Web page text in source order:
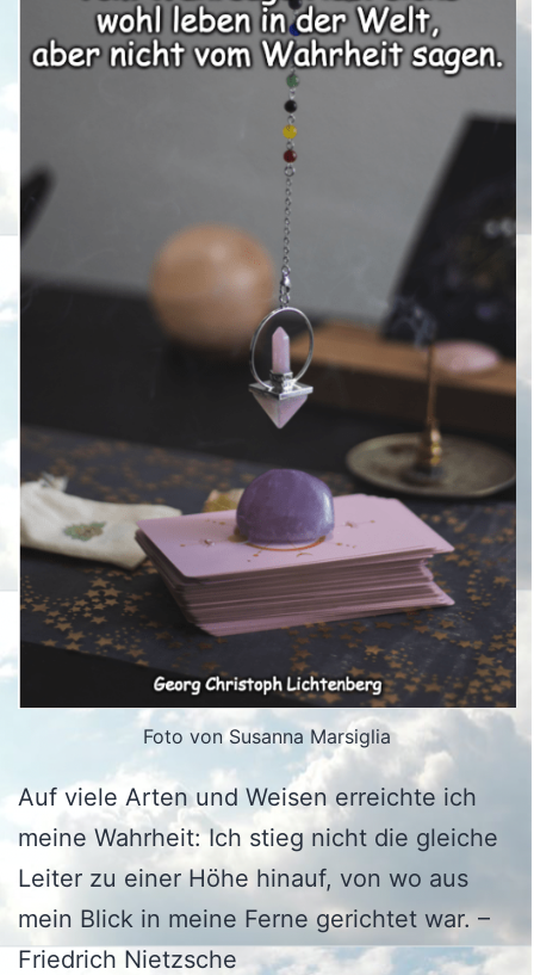
Foto von Susanna Marsiglia
Auf viele Arten und Weisen erreichte ich
meine Wahrheit: Ich stieg nicht die gleiche
Leiter zu einer Höhe hinauf, von wo aus
mein Blick in meine Ferne gerichtet war. –
Friedrich Nietzsche